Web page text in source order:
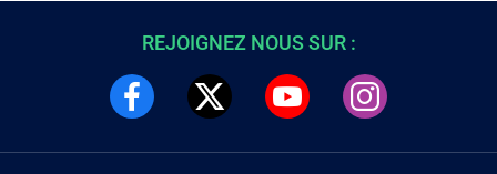
REJOIGNEZ NOUS SUR :